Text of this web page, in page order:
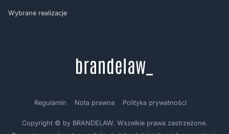
Wybrane realizacje
Regulamin Nota prawna Polityka prywatności
Copyright © by BRANDELAW. Wszelkie prawa zastrzeżone.